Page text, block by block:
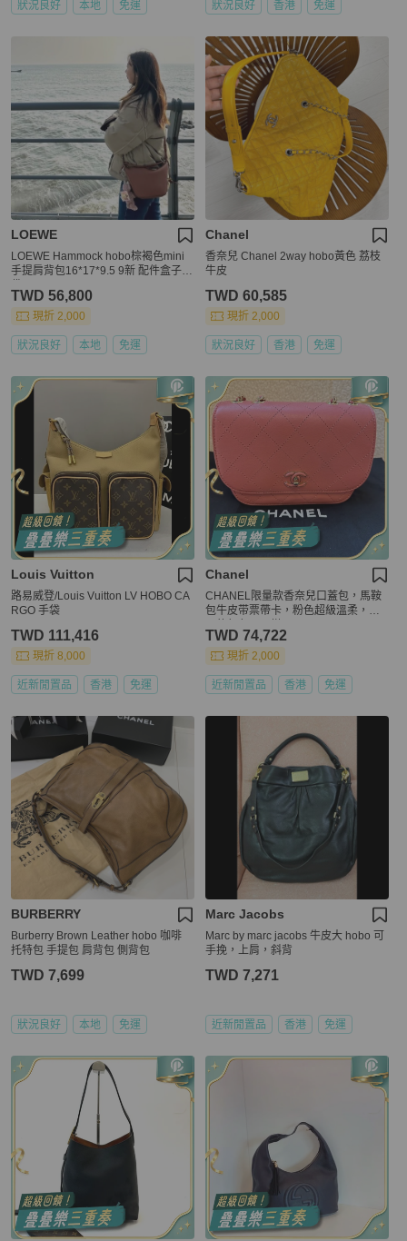
狀況良好 本地 免運 狀況良好 香港 免運
LOEWE
LOEWE Hammock hobo棕褐色mini
手提肩背包16*17*9.5 9新 配件盒子塵
TWD 56,800
現折 2,000
狀況良好 本地 免運
Chanel
香奈兒 Chanel 2way hobo黃色 荔枝
牛皮
TWD 60,585
現折 2,000
狀況良好 香港 免運
Louis Vuitton
路易威登/Louis Vuitton LV HOBO CA
RGO 手袋
TWD 111,416
現折 8,000
近新閒置品 香港 免運
Chanel
CHANEL限量款香奈兒口蓋包，馬鞍
包牛皮带票帶卡，粉色超級溫柔，夏
TWD 74,722
現折 2,000
近新閒置品 香港 免運
BURBERRY
Burberry Brown Leather hobo 咖啡
托特包 手提包 肩背包 側背包
TWD 7,699
狀況良好 本地 免運
Marc Jacobs
Marc by marc jacobs 牛皮大 hobo 可
手挽，上肩，斜背
TWD 7,271
近新閒置品 香港 免運